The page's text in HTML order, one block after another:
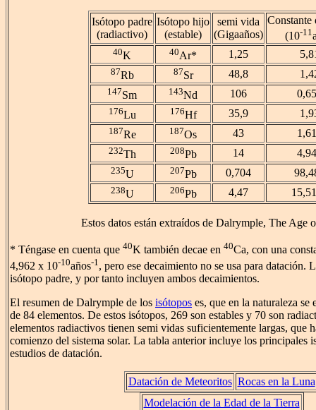
Isótopo padre
(radiactivo)
Isótopo hijo
(estable)
semi vida
(Gigaaños)
Constante
(10-11
40K 40Ar* 1,25
87Rb 87Sr 48,8
147Sm 143Nd 106
176Lu 176Hf 35,9
187Re 187Os 43
232Th 208Pb 14
235U 207Pb 0,704
238U 206Pb 4,47
Estos datos están extraídos de Dalrymple, The Age
* Téngase en cuenta que 40K también decae en 40Ca, con una
4,962 x 10-10años-1 , pero ese decaimiento no se usa para datación.
isótopo padre, y por tanto incluyen ambos decaimientos.
El resumen de Dalrymple de los isótopos es, que en la naturaleza se
de 84 elementos. De estos isótopos, 269 son estables y 70 son
elementos radiactivos tienen semi vidas suficientemente largas, que
comienzo del sistema solar. La tabla anterior incluye los principales
estudios de datación.
Datación de Meteoritos Rocas en la Luna
Modelación de la Edad de la Tierra